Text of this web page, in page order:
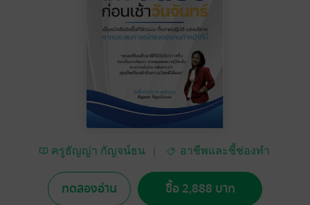
ครูธัญญ่า กัญจน์ธน
อาชีพและชี้ช่องทำ
ทดลองอ่าน ซื้อ 2,888 บาท